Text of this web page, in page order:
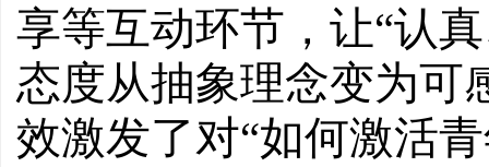
享等互动环节，让“认
态度从抽象理念变为可
效激发了对“如何激活